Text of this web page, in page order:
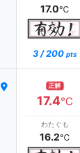
17.0℃
3 / 200 pts
正解
17.4℃
わたぐも
16.2℃